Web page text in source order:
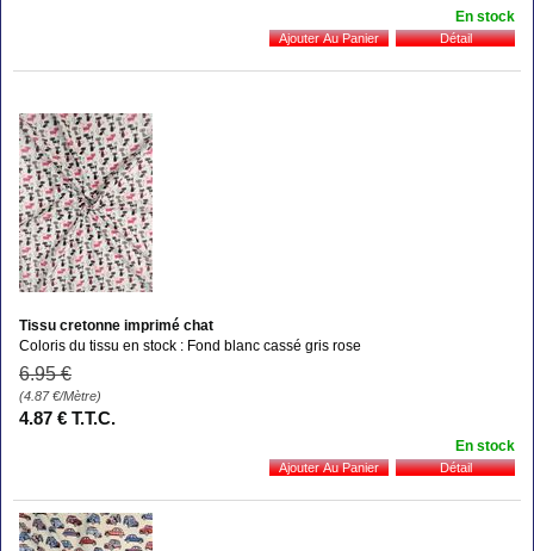
En stock
Tissu cretonne imprimé chat
Coloris du tissu en stock : Fond blanc cassé gris rose
6.95 €
(4.87€/Mètre)
4.87 € T.T.C.
En stock